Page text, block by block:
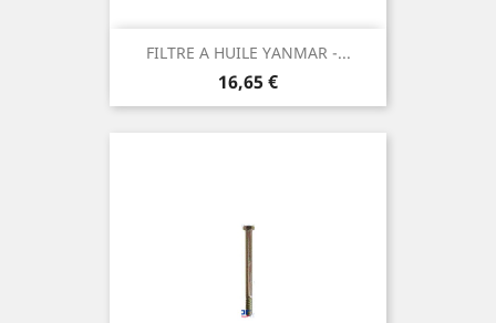
FILTRE A HUILE YANMAR -...
Prix
16,65 €